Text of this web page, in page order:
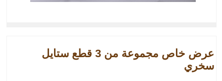
عرض خاص مجموعة من 3 قطع ستايل
سخري